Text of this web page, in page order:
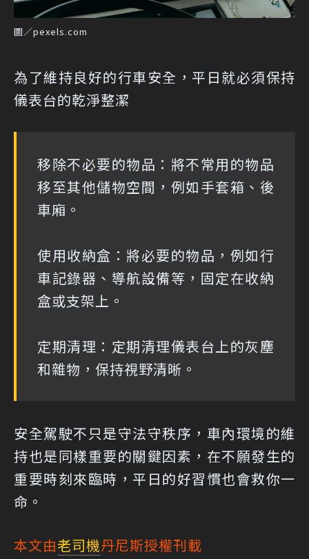
圖／pexels.com
為了維持良好的行車安全，平日就必須保持
儀表台的乾淨整潔
移除不必要的物品：將不常用的物品
移至其他儲物空間，例如手套箱、後
車廂。
使用收納盒：將必要的物品，例如行
車記錄器、導航設備等，固定在收納
盒或支架上。
定期清理：定期清理儀表台上的灰塵
和雜物，保持視野清晰。
安全駕駛不只是守法守秩序，車內環境的維
持也是同樣重要的關鍵因素，在不願發生的
重要時刻來臨時，平日的好習慣也會救你一
命。
本文由老司機丹尼斯授權刊載